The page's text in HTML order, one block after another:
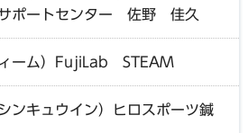
ポートセンター 佐野 佳久
ーム）FujiLab STEAM
ンキュウイン）ヒロスポーツ鍼